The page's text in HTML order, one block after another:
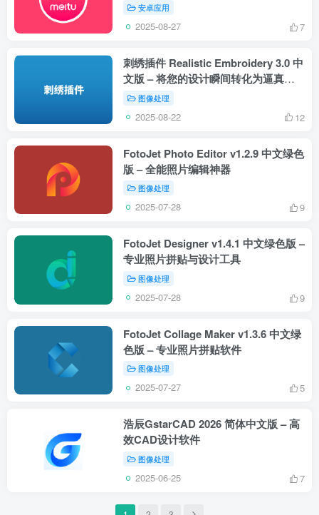
安卓应用
2025-08-27 7
刺绣插件 Realistic Embroidery 3.0 中
文版 – 将您的设计瞬间转化为逼真刺
绣作品
图像处理
2025-08-22 12
FotoJet Photo Editor v1.2.9 中文绿色
版 – 全能照片编辑神器
图像处理
2025-07-28 9
FotoJet Designer v1.4.1 中文绿色版 –
专业照片拼贴与设计工具
图像处理
2025-07-28 9
FotoJet Collage Maker v1.3.6 中文绿
色版 – 专业照片拼贴软件
图像处理
2025-07-27 5
浩辰GstarCAD 2026 简体中文版 – 高
效CAD设计软件
图像处理
2025-06-25 7